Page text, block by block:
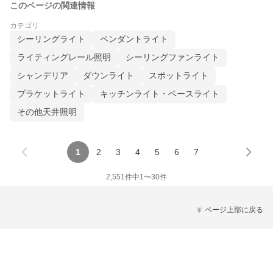
このページの関連情報
カテゴリ
シーリングライト
ペンダントライト
ライティングレール照明
シーリングファンライト
シャンデリア
ダウンライト
スポットライト
ブラケットライト
キッチンライト・ベースライト
その他天井照明
1 2 3 4 5 6 7
2,551件中1〜30件
ページ上部に戻る